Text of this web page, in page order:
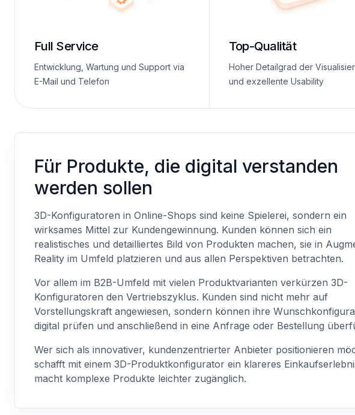
Full Service
Entwicklung, Wartung und Support via
E-Mail und Telefon
Top-Qualität
Hoher Detailgrad der
und exzellente Usability
Für Produkte, die digital verstanden
werden sollen
3D-Konfiguratoren in Online-Shops sind keine Spielerei, sondern ein
wirksames Mittel zur Kundengewinnung. Kunden können sich ein
realistisches und detailliertes Bild von Produkten machen, sie in
Reality im Umfeld platzieren und aus allen Perspektiven betrachten.
Vor allem im B2B-Umfeld mit vielen Produktvarianten verkürzen 3D-
Konfiguratoren den Vertriebszyklus. Kunden sind nicht mehr auf
Vorstellungskraft angewiesen, sondern können ihre
digital prüfen und anschließend in eine Anfrage oder Bestellung
Wer sich als innovativer, kundenzentrierter Anbieter positionieren
schafft mit einem 3D-Produktkonfigurator ein klareres
macht komplexe Produkte leichter zugänglich.